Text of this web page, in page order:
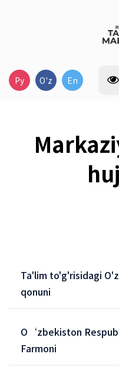
Ру O'z En
Ta'lim to'g'risidagi
qonuni
O‘zbekiston
Farmoni